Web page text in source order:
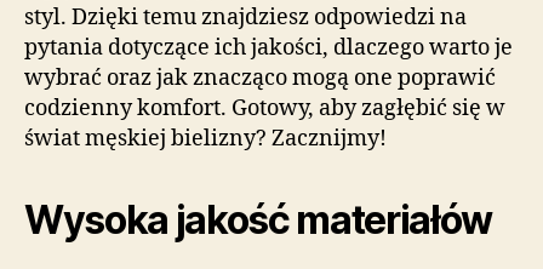
styl. Dzięki temu znajdziesz odpowiedzi na
pytania dotyczące ich jakości, dlaczego warto je
wybrać oraz jak znacząco mogą one poprawić
codzienny komfort. Gotowy, aby zagłębić się w
świat męskiej bielizny? Zacznijmy!
Wysoka jakość materiałów